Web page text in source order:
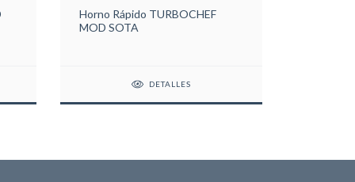
Horno Rápido TURBOCHEF
MOD SOTA
DETALLES